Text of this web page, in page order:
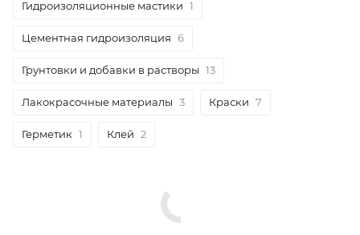
Гидроизоляционные мастики 1
Цементная гидроизоляция 6
Грунтовки и добавки в растворы 13
Лакокрасочные материалы 3 Краски 7
Герметик 1 Клей 2